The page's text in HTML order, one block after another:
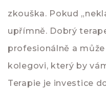
zkouška. Pokud
upřímně. Dobrý
profesionálně a
kolegovi, který by
Terapie je investice